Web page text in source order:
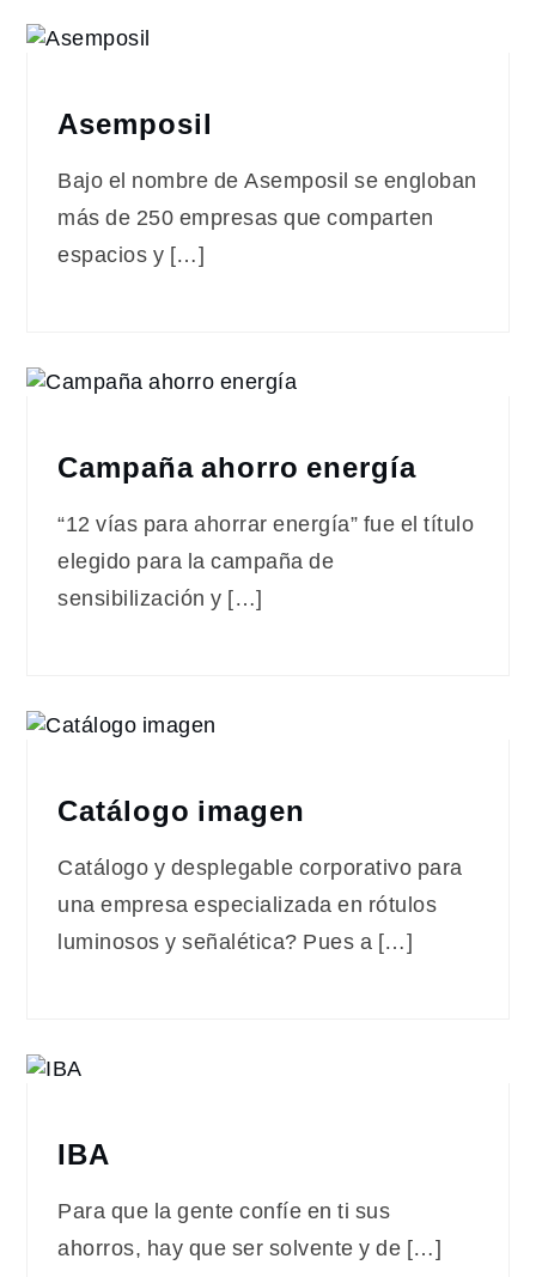
Asemposil
Bajo el nombre de Asemposil se engloban
más de 250 empresas que comparten
espacios y […]
Campaña ahorro energía
“12 vías para ahorrar energía” fue el título
elegido para la campaña de
sensibilización y […]
Catálogo imagen
Catálogo y desplegable corporativo para
una empresa especializada en rótulos
luminosos y señalética? Pues a […]
IBA
Para que la gente confíe en ti sus
ahorros, hay que ser solvente y de […]